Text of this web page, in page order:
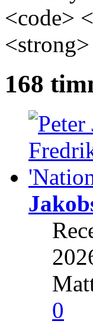
<code>
<strong>
168
0